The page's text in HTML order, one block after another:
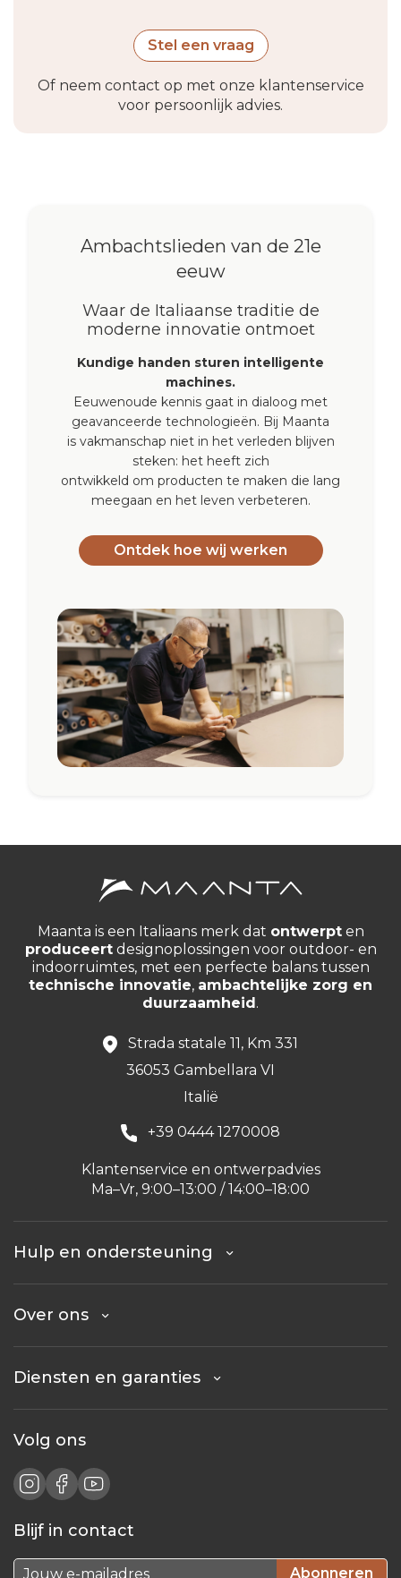
Stel een vraag
Of neem contact op met onze klantenservice
voor persoonlijk advies.
Ambachtslieden van de 21e
eeuw
Waar de Italiaanse traditie de
moderne innovatie ontmoet
Kundige handen sturen intelligente
machines.
Eeuwenoude kennis gaat in dialoog met
geavanceerde technologieën. Bij Maanta
is vakmanschap niet in het verleden blijven
steken: het heeft zich
ontwikkeld om producten te maken die lang
meegaan en het leven verbeteren.
Ontdek hoe wij werken
Maanta is een Italiaans merk dat ontwerpten
produceertdesignoplossingen voor outdoor- en
indoorruimtes, met een perfecte balans tussen
technische innovatie, ambachtelijke zorg en
duurzaamheid.
Strada statale 11, Km 331
36053 Gambellara VI
Italië
+39 0444 1270008
Klantenservice en ontwerpadvies
Ma–Vr, 9:00–13:00 / 14:00–18:00
Hulp en ondersteuning
Over ons
Diensten en garanties
Volg ons
Blijf in contact
Abonneren